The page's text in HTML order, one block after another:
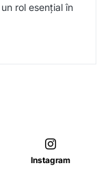
rol esențial în
Instagram